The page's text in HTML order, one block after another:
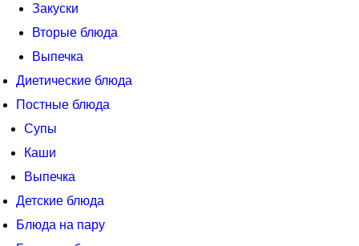
Закуски
Вторые блюда
Выпечка
Диетические блюда
Постные блюда
Супы
Каши
Выпечка
Детские блюда
Блюда на пару